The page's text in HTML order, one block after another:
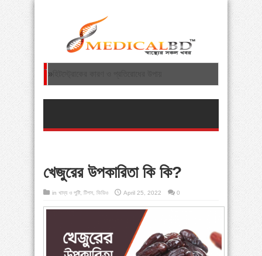
»
ধর্ম মন্ত্রণালয়ের
শিশুদের শরীরব্যথা: গ্রোইং পেইন থেকে ভারী স্কুলব্যাগ—
সচেতনতা জরুরি
স্ট্রোকের যত কারণ ও জটিলতার চিকিৎসা
ঘাড়ের হাড় ক্ষয় রোগের বিজ্ঞান ভিত্তিক চিকিৎসা
খেজুরের উপকারিতা কি কি?
in খাদ্য ও পুষ্টি, টিপস ভিডিও April 25, 2022 0